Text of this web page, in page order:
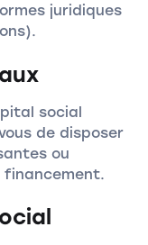
juridiques
social
de disposer
ou
financement.